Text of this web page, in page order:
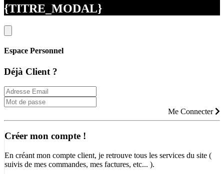
{TITRE_MODAL}
Espace Personnel
Déjà Client ?
Me Connecter
Créer mon compte !
En créant mon compte client, je retrouve tous les services du site (
suivis de mes commandes, mes factures, etc... ).